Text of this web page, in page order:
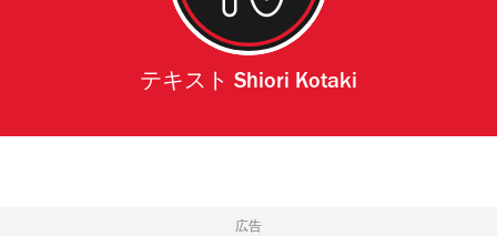
テキスト Shiori Kotaki
広告